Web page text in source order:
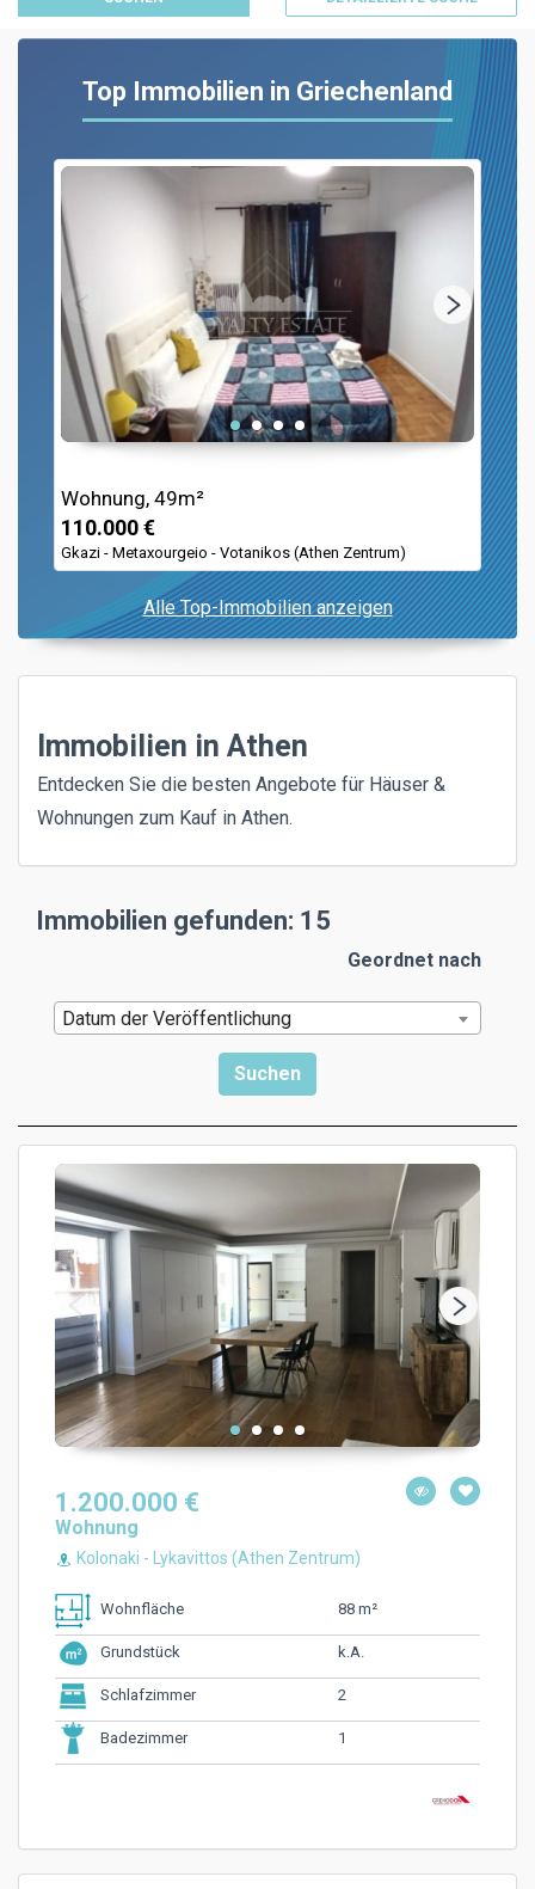
Top Immobilien in Griechenland
Wohnung, 49m²
110.000 €
Gkazi - Metaxourgeio - Votanikos (Athen Zentrum)
Alle Top-Immobilien anzeigen
Immobilien in Athen
Entdecken Sie die besten Angebote für Häuser &
Wohnungen zum Kauf in Athen.
Immobilien gefunden: 15
Geordnet nach
Datum der Veröffentlichung
1.200.000 €
Wohnung
Kolonaki - Lykavittos (Athen Zentrum)
Wohnfläche 88 m²
Grundstück k.A.
Schlafzimmer 2
Badezimmer 1